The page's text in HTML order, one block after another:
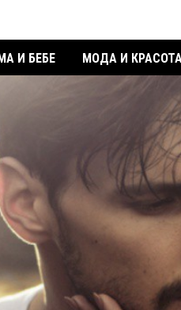
И БЕБЕ МОДА И